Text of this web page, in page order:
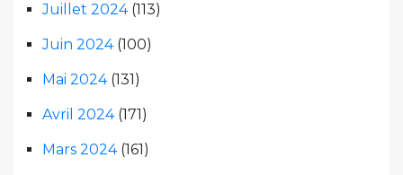
Juillet 2024(113)
Juin 2024(100)
Mai 2024(131)
Avril 2024(171)
Mars 2024(161)